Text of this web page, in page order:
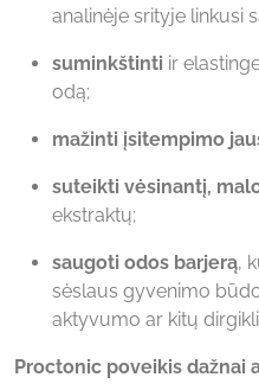
analinėje srityje linkusi
suminkštinti ir
odą;
mažinti įsitempimo
suteikti vėsinantį,
ekstraktų;
saugoti odos barjerą,
sėslaus gyvenimo
aktyvumo ar kitų
Proctonic poveikis dažnai